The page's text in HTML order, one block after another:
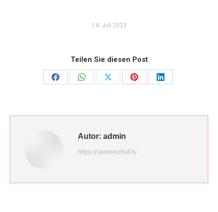
14. Juli 2023
Teilen Sie diesen Post
Share
Share
Share
Share
Share
Autor: admin
https://veinerschull.lu